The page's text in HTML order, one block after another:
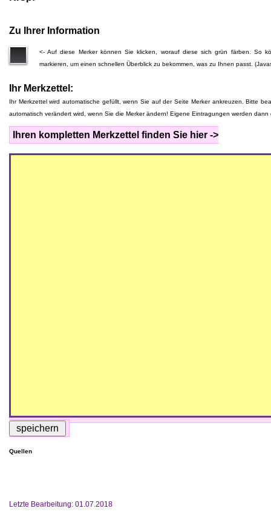
Zu Ihrer Information
<- Auf diese Merker können Sie klicken, worauf diese sich grün färben. So
markieren, um einen schnellen Überblick zu bekommen, was zu Ihnen passt.
Ihr Merkzettel:
Ihr Merkzettel wird automatische gefüllt, wenn Sie auf der Seite Merker ankreuzen. Bitte
automatisch verändert wird, wenn Sie die Merker ändern! Eigene Eintragungen werden dann
Ihren kompletten Merkzettel finden Sie hier ->
Quellen
Letzte Bearbeitung: 01.07.2018